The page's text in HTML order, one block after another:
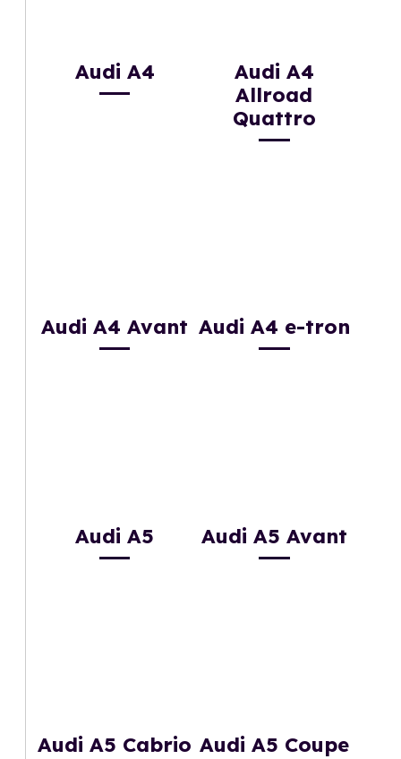
Audi A4
Audi A4
Allroad
Quattro
Audi A4 Avant Audi A4 e-tron
Audi A5 Audi A5 Avant
Audi A5 Cabrio Audi A5 Coupe